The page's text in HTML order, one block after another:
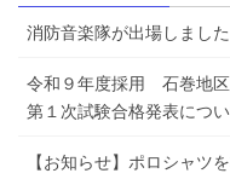
消防音楽隊が出場しました
令和９年度採用 石巻地区
第１次試験合格発表につ
【お知らせ】ポロシャツ